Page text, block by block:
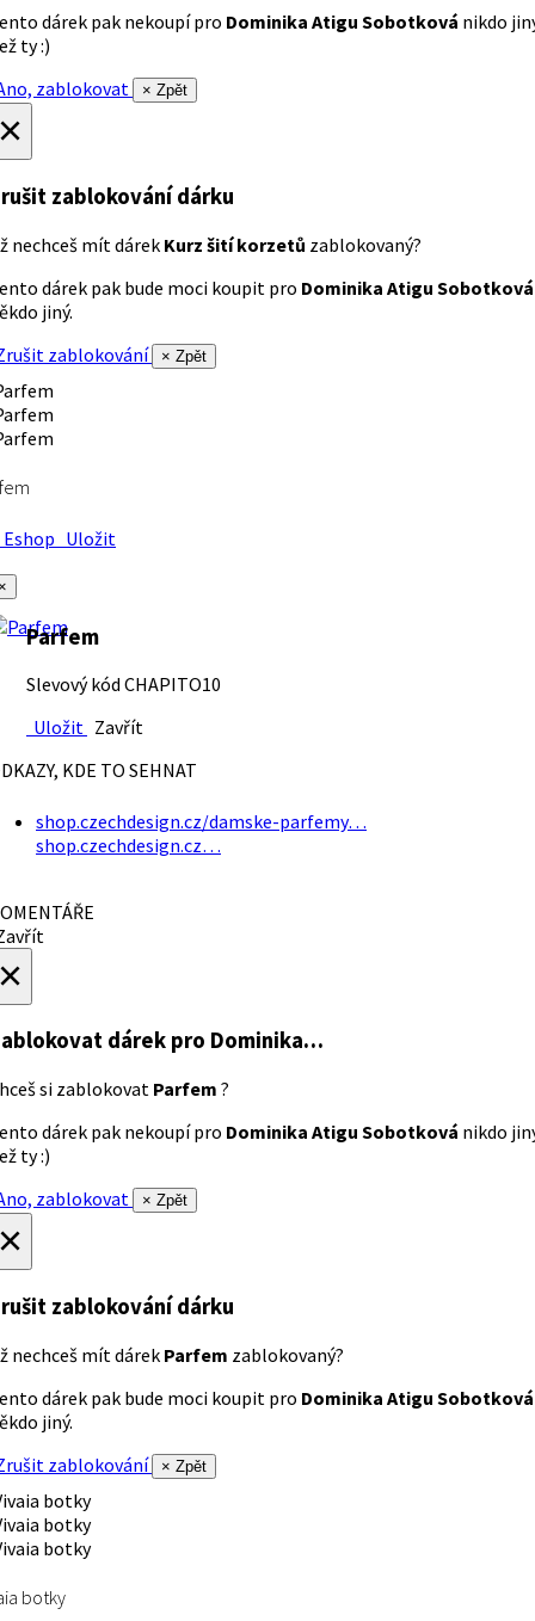
dárek pak nekoupí pro Dominika Atigu Sobotková nikdo
ty :)
zablokovat
× Zpět
zablokování dárku
nechceš mít dárek Kurz šití korzetů zablokovaný?
dárek pak bude moci koupit pro Dominika Atigu Sobotková
jiný.
zablokování
× Zpět
Uložit
Parfem
Slevový kód CHAPITO10
Uložit Zavřít
KDE TO SEHNAT
shop.czechdesign.cz/damske-parfemy…
shop.czechdesign.cz…
dárek pro Dominika…
si zablokovat Parfem ?
dárek pak nekoupí pro Dominika Atigu Sobotková nikdo
ty :)
zablokovat
× Zpět
zablokování dárku
nechceš mít dárek Parfem zablokovaný?
dárek pak bude moci koupit pro Dominika Atigu Sobotková
jiný.
zablokování
× Zpět
botky